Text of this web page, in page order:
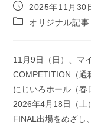
投
稿
公
2025年11月30
投
ゴ
リ
ー:
オリジナル記事
11月9日（日）、マ
COMPETITION（通
にじいろホール（春
2026年4月18日（土
FINAL出場をめざし